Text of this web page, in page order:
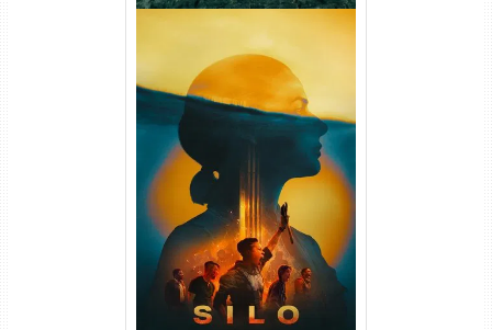
Silo 2ª Temporada (2024)
WEB-DL 1080p Dual Áudio